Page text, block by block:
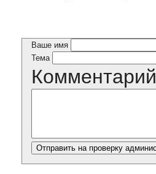
Ваше имя
Тема
Комментарий